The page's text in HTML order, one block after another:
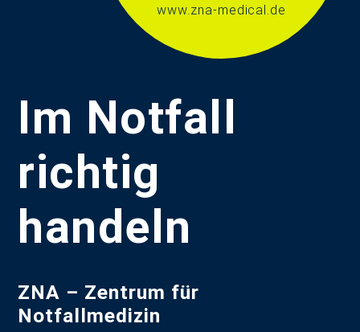
Im Notfall
richtig
handeln
ZNA – Zentrum für
Notfallmedizin
www.zna-medical.de